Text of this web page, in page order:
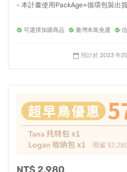
One Step是Avier針對友善環境及
- 本計畫使用PackAge+循環包裝出
可選擇加購商品 臺灣本島免運
calendar_today 預計於 2023 年
NT$ 2,980